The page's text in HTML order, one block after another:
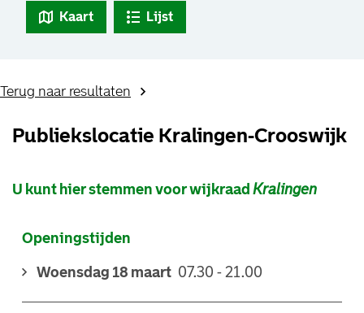
Kaart Lijst
Terug naar resultaten
Publiekslocatie Kralingen-Crooswijk
U kunt hier stemmen voor wijkraad Kralingen
Openingstijden
Woensdag 18 maart 07.30 - 21.00